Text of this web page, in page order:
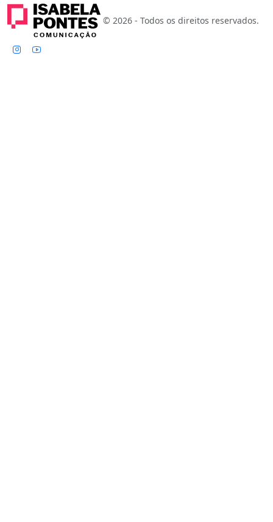
© 2026 - Todos os direitos reservados.